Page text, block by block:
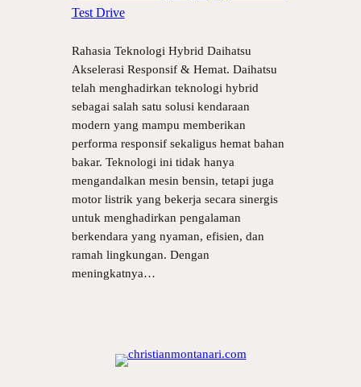
Test Drive
Rahasia Teknologi Hybrid Daihatsu
Akselerasi Responsif & Hemat. Daihatsu
telah menghadirkan teknologi hybrid
sebagai salah satu solusi kendaraan
modern yang mampu memberikan
performa responsif sekaligus hemat bahan
bakar. Teknologi ini tidak hanya
mengandalkan mesin bensin, tetapi juga
motor listrik yang bekerja secara sinergis
untuk menghadirkan pengalaman
berkendara yang nyaman, efisien, dan
ramah lingkungan. Dengan
meningkatnya…